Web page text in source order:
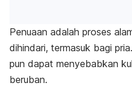
Penuaan adalah proses
dihindari, termasuk bagi pria.
pun dapat menyebabkan
beruban.